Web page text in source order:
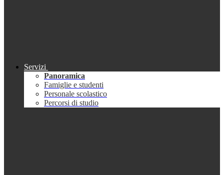
Servizi
Panoramica
Famiglie e studenti
Personale scolastico
Percorsi di studio